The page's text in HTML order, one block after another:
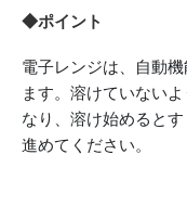
◆ポイント
電子レンジは、自動
ます。溶けていない
なり、溶け始めると
進めてください。